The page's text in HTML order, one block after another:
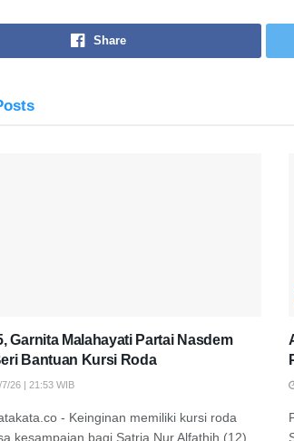
Share
Garnita Malahayati Partai Nasdem
Bantuan Kursi Roda
26 | 21:53 WIB
- Keinginan memiliki kursi roda
kesampaian bagi Satria Nur Alfathih (12)